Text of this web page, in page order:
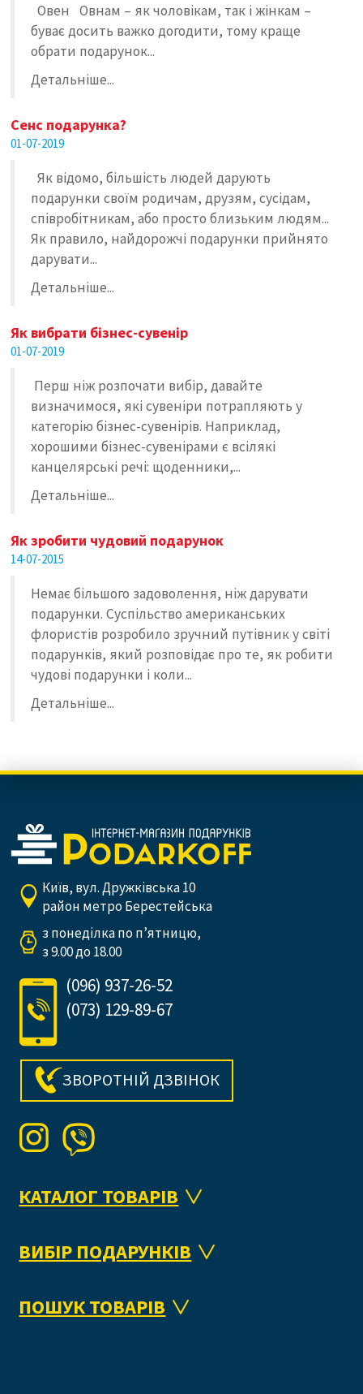
Овен Овнам – як чоловікам, так і жінкам –
буває досить важко догодити, тому краще
обрати подарунок...
Детальніше...
Сенс подарунка?
01-07-2019
Як відомо, більшість людей дарують
подарунки своїм родичам, друзям, сусідам,
співробітникам, або просто близьким людям...
Як правило, найдорожчі подарунки прийнято
дарувати...
Детальніше...
Як вибрати бізнес-сувенір
01-07-2019
Перш ніж розпочати вибір, давайте
визначимося, які сувеніри потрапляють у
категорію бізнес-сувенірів. Наприклад,
хорошими бізнес-сувенірами є всілякі
канцелярські речі: щоденники,...
Детальніше...
Як зробити чудовий подарунок
14-07-2015
Немає більшого задоволення, ніж дарувати
подарунки. Суспільство американських
флористів розробило зручний путівник у світі
подарунків, який розповідає про те, як робити
чудові подарунки і коли...
Детальніше...
Київ, вул. Дружківська 10
район метро Берестейська
з понеділка по п’ятницю,
з 9.00 до 18.00
(096) 937-26-52
(073) 129-89-67
ЗВОРОТНІЙ ДЗВІНОК
КАТАЛОГ ТОВАРІВ
ВИБІР ПОДАРУНКІВ
ПОШУК ТОВАРІВ